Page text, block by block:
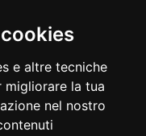
e altre tecniche
la tua
nel nostro